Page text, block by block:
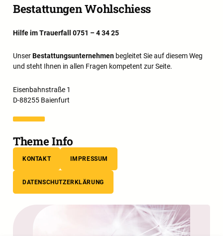
Bestattungen Wohlschiess
Hilfe im Trauerfall 0751 – 4 34 25
UnserBestattungsunternehmenbegleitet Sie auf diesem Weg
und steht Ihnen in allen Fragen kompetent zur Seite.
Eisenbahnstraße 1
D-88255 Baienfurt
Theme Info
KONTAKT IMPRESSUM
DATENSCHUTZERKLÄRUNG